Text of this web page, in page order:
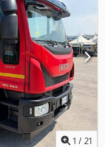
MERCEDES, DAF,
CIFA, SERMAC,
1 / 21